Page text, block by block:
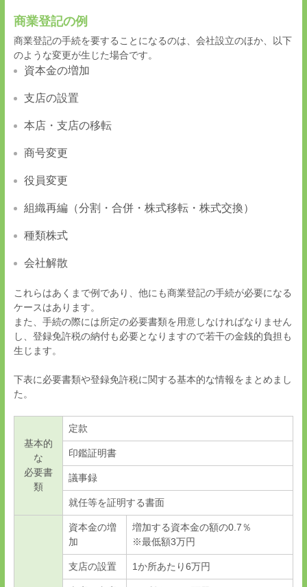
商業登記の例
商業登記の手続を要することになるのは、会社設立のほか、以下
のような変更が生じた場合です。
資本金の増加
支店の設置
本店・支店の移転
商号変更
役員変更
組織再編（分割・合併・株式移転・株式交換）
種類株式
会社解散
これらはあくまで例であり、他にも商業登記の手続が必要になる
ケースはあります。
また、手続の際には所定の必要書類を用意しなければなりません
し、登録免許税の納付も必要となりますので若干の金銭的負担も
生じます。
下表に必要書類や登録免許税に関する基本的な情報をまとめまし
た。
基本的
な
必要書
類
定款
印鑑証明書
議事録
就任等を証明する書面
資本金の増
加
増加する資本金の額の0.7％
※最低額3万円
支店の設置 1か所あたり6万円